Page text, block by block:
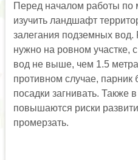
Перед началом работы по
изучить ландшафт
залегания подземных вод.
нужно на ровном участке,
вод не выше, чем 1.5
противном случае, парник
посадки загнивать. Также
повышаются риски
промерзать.